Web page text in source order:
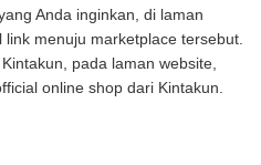
Anda inginkan, di laman
menuju marketplace tersebut.
pada laman website,
online shop dari Kintakun.